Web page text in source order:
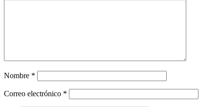
Nombre *
Correo electrónico *